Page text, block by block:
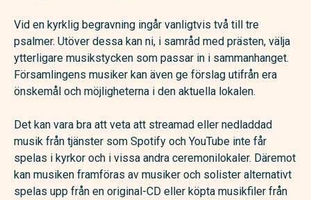
Vid en kyrklig begravning ingår vanligtvis två till tre
psalmer. Utöver dessa kan ni, i samråd med prästen, välja
ytterligare musikstycken som passar in i sammanhanget.
Församlingens musiker kan även ge förslag utifrån era
önskemål och möjligheterna i den aktuella lokalen.
Det kan vara bra att veta att streamad eller nedladdad
musik från tjänster som Spotify och YouTube inte får
spelas i kyrkor och i vissa andra ceremonilokaler. Däremot
kan musiken framföras av musiker och solister alternativt
spelas upp från en original-CD eller köpta musikfiler från